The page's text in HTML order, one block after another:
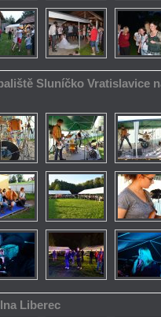
Sluníčko Vratislavice
Liberec